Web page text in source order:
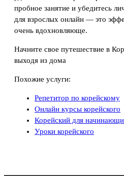
пробное занятие и убедитесь
для взрослых онлайн — это
очень вдохновляюще.
Начните свое путешествие в
выходя из дома
Похожие услуги:
Репетитор по корейскому
Онлайн курсы корейского
Корейский для
Уроки корейского